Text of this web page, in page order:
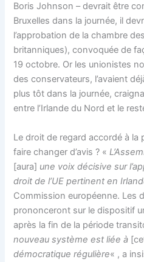
Boris Johnson – devrait être
Bruxelles dans la journée, il
l’approbation de la chambre
britanniques), convoquée de
19 octobre. Or les unionistes
des conservateurs, l’avaient
plus tôt dans la journée,
entre l’Irlande du Nord et le
Le droit de regard accordé à
faire changer d’avis ? «
[aura] une voix décisive sur
droit de l’UE pertinent en
Commission européenne. Les
prononceront sur le dispositif
après la fin de la période
nouveau système est liée à
démocratique régulière« , a